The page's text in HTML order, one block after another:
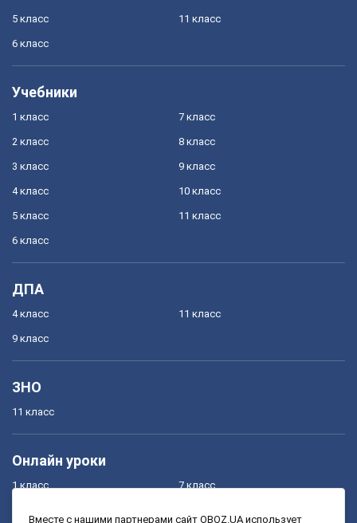
5 класс
6 класс
11 класс
Учебники
1 класс
2 класс
3 класс
4 класс
5 класс
6 класс
7 класс
8 класс
9 класс
10 класс
11 класс
ДПА
4 класс
9 класс
11 класс
ЗНО
11 класс
Онлайн уроки
1 класс 7 класс
Вместе с нашими партнерами сайт OBOZ.UA использует